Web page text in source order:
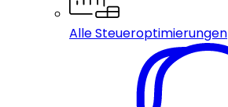
Alle Steueroptimierungen